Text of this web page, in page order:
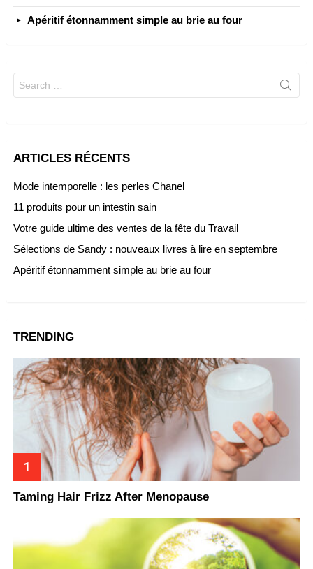
Apéritif étonnamment simple au brie au four
for:
ARTICLES RÉCENTS
Mode intemporelle : les perles Chanel
11 produits pour un intestin sain
Votre guide ultime des ventes de la fête du Travail
Sélections de Sandy : nouveaux livres à lire en septembre
Apéritif étonnamment simple au brie au four
TRENDING
Taming Hair Frizz After Menopause